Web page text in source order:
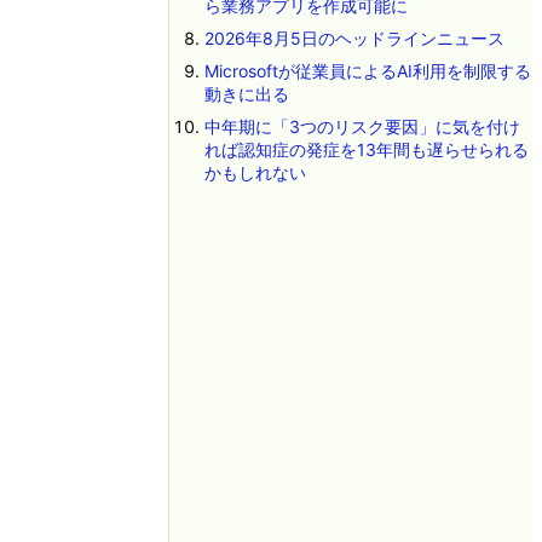
ら業務アプリを作成可能に
2026年8月5日のヘッドラインニュース
Microsoftが従業員によるAI利用を制限する
動きに出る
中年期に「3つのリスク要因」に気を付け
れば認知症の発症を13年間も遅らせられる
かもしれない